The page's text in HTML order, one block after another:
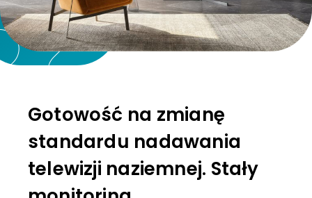
Gotowość na zmianę
standardu nadawania
telewizji naziemnej. Stały